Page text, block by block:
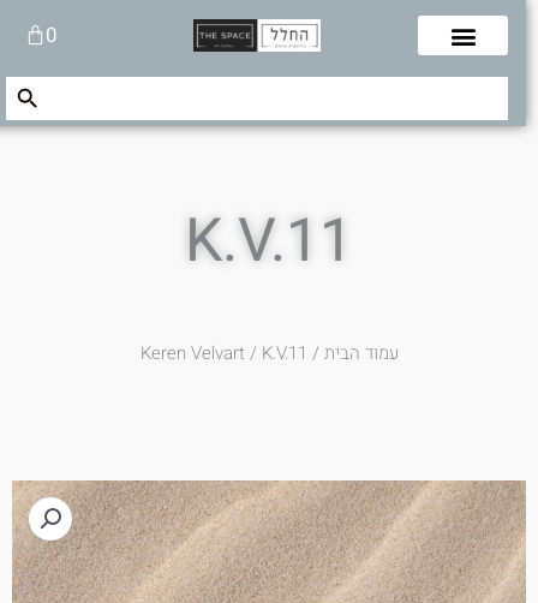
0עגלת
קניות
Search
Search Button
K.V.11
עמוד הבית/
Keren Velvart/ K.V.11